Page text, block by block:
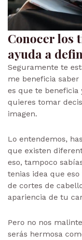
Conocer los
ayuda a
Seguramente te
me beneficia
es que te beneficia
quieres tomar
imagen.
Lo entendemos,
que existen
eso, tampoco
tenias idea que
de cortes de
apariencia de tu
Pero no nos
serás hermosa